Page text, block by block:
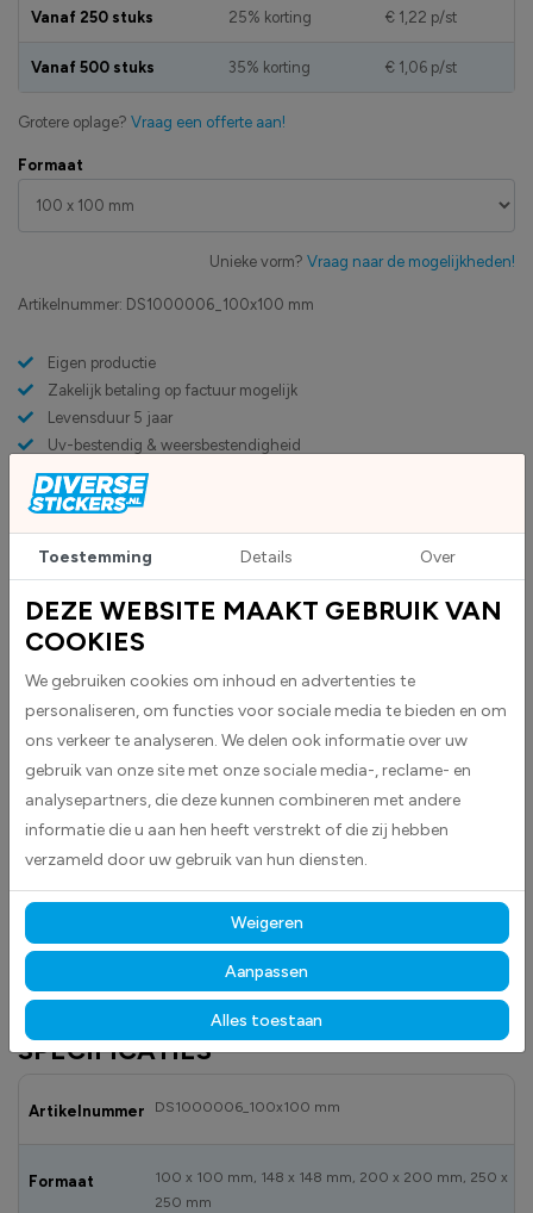
Artikelnummer: DS1000006_100x100 mm
Eigen productie
Zakelijk betaling op factuur mogelijk
Levensduur 5 jaar
Uv-bestendig & weersbestendigheid
High-tack folie met maximale grip
Formaat
Unieke vorm? Vraag naar de mogelijkheden!
Vanaf 250 stuks 25% korting € 1,22 p/st
Vanaf 500 stuks 35% korting € 1,06p/st
Grotere oplage? Vraag een offerte aan!
Custom sticker maken? Upload eigen bestand
BESCHRIJVING
Veiligheidsdouche stickers worden geleverd als vierkante stickers.Deze
worden standaard geleverd in groen met daarin een wit pictogram.
Let op! Deze sticker is geheel volgens de norm NEN-EN-ISO-7010. Zorg
vluchtwegaanduidingen mogen vanwege de globalisatie niet meer
gebruikt worden.
SPECIFICATIES
Artikelnummer DS1000006_100x100 mm
Formaat
100 x 100 mm, 148 x 148 mm, 200 x 200 mm, 250 x
250 mm
Toestemming Details Over
DEZE WEBSITE MAAKT GEBRUIK VAN
COOKIES
We gebruiken cookies om inhoud en advertenties te
personaliseren, om functies voor sociale media te bieden en om
ons verkeer te analyseren. We delen ook informatie over uw
gebruik van onze site met onze sociale media-, reclame- en
analysepartners, die deze kunnen combineren met andere
informatie die u aan hen heeft verstrekt of die zij hebben
verzameld door uw gebruik van hun diensten.
Weigeren
Aanpassen
Alles toestaan